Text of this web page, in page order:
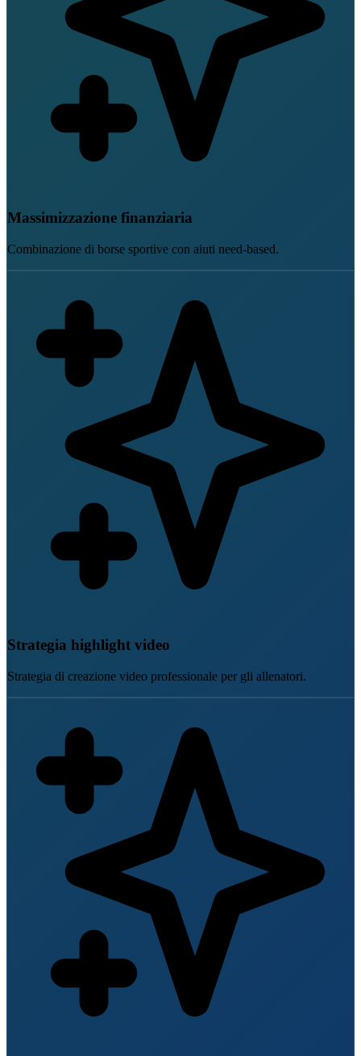
Massimizzazione finanziaria
Combinazione di borse sportive con aiuti need-based.
Strategia highlight video
Strategia di creazione video professionale per gli allenatori.